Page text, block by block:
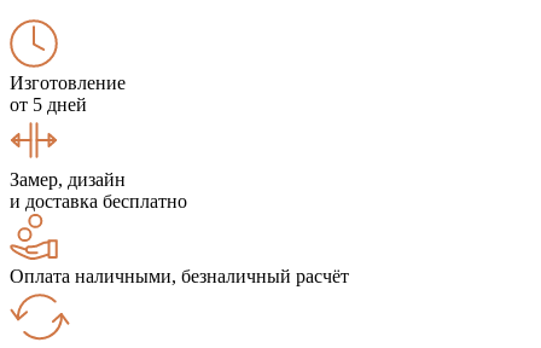
Изготовление
от 5 дней
Замер, дизайн
и доставка бесплатно
Оплата наличными, безналичный расчёт